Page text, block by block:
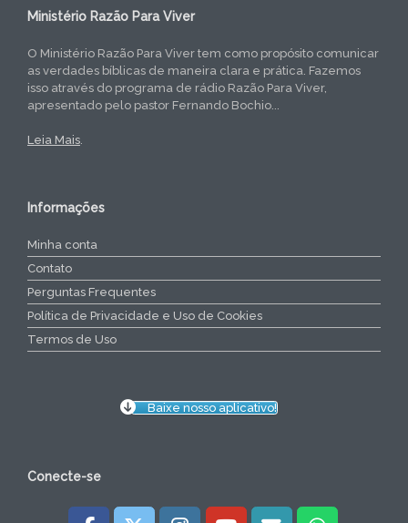
Ministério Razão Para Viver
O Ministério Razão Para Viver tem como propósito comunicar
as verdades bíblicas de maneira clara e prática. Fazemos
isso através do programa de rádio Razão Para Viver,
apresentado pelo pastor Fernando Bochio...
Leia Mais.
Informações
Minha conta
Contato
Perguntas Frequentes
Política de Privacidade e Uso de Cookies
Termos de Uso
Baixe nosso aplicativo!
Conecte-se